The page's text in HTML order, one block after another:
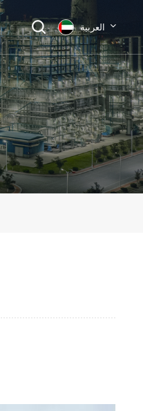
العربية
English
français
Deutsch